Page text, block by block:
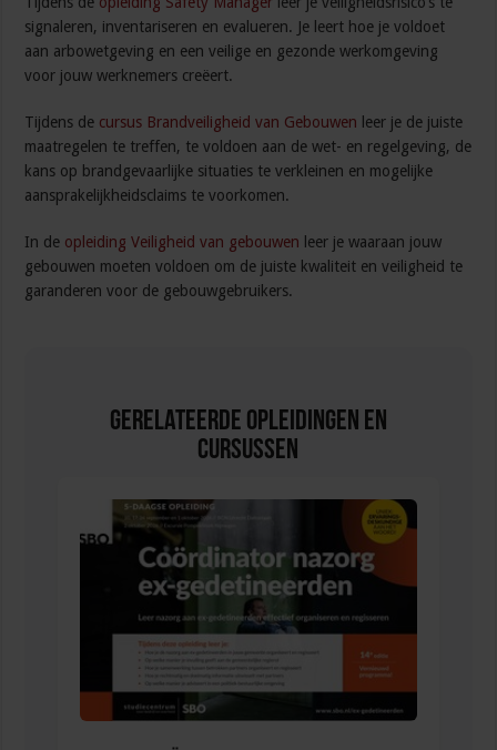
signaleren, inventariseren en evalueren. Je leert hoe je voldoet
aan arbowetgeving en een veilige en gezonde werkomgeving
voor jouw werknemers creëert.
Tijdens de cursus Brandveiligheid van Gebouwen leer je de juiste
maatregelen te treffen, te voldoen aan de wet- en regelgeving, de
kans op brandgevaarlijke situaties te verkleinen en mogelijke
aansprakelijkheidsclaims te voorkomen.
In de opleiding Veiligheid van gebouwen leer je waaraan jouw
gebouwen moeten voldoen om de juiste kwaliteit en veiligheid te
garanderen voor de gebouwgebruikers.
Gerelateerde Opleidingen en
Cursussen